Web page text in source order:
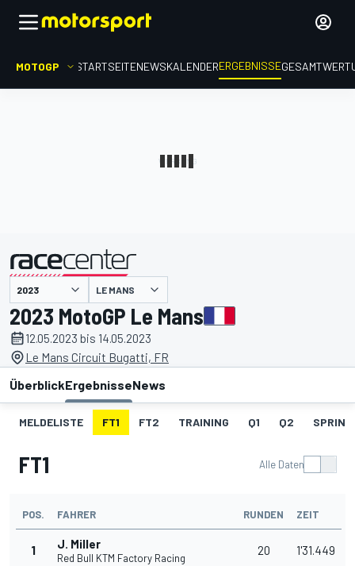
MOTOGP STARTSEITENEWSKALENDERERGEBNISSE
LE MANS
2023 MotoGP Le Mans
12.05.2023 bis 14.05.2023
Le Mans Circuit Bugatti, FR
ÜberblickErgebnisseNews
MELDELISTE FT1 FT2 TRAINING Q1 Q2 SPRINT
FT1 Alle Daten
POS. FAHRER RUNDEN ZEIT
1 J. Miller
Red Bull KTM Factory Racing
20 1'31.449